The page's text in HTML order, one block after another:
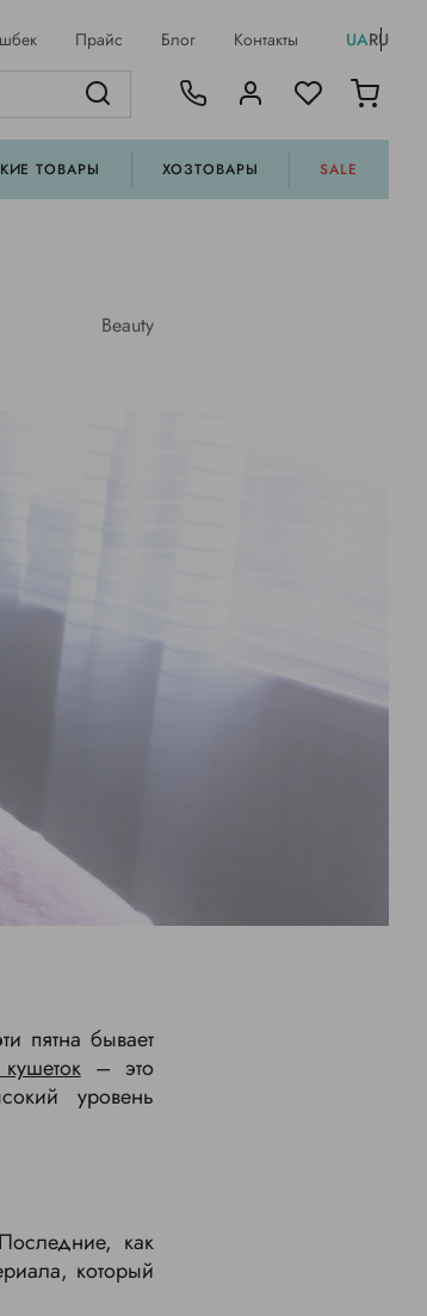
Прайс Блог Контакты UARU
ТОВАРЫ ХОЗТОВАРЫ SALE
Beauty
пятна бывает
– это
уровень
как
который